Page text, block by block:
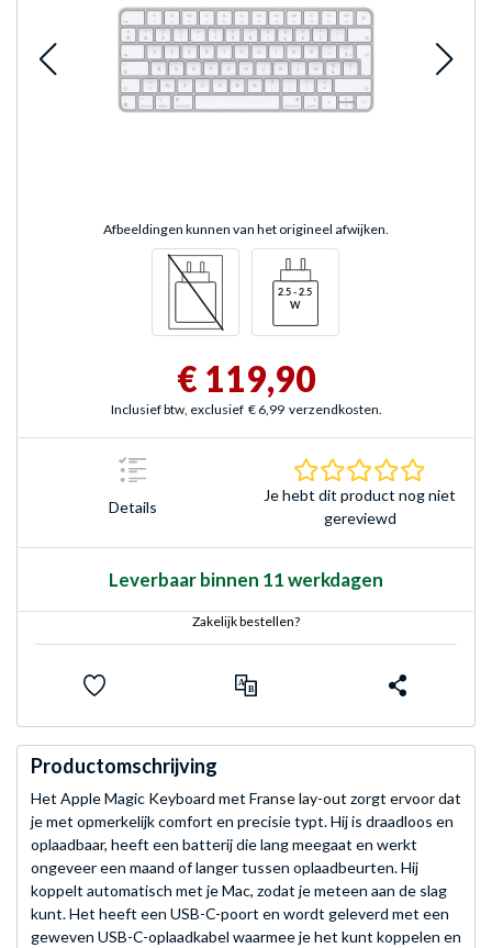
Afbeeldingen kunnen van het origineel afwijken.
€ 119,90
Inclusief btw, exclusief € 6,99 verzendkosten.
Details
Je hebt dit product nog niet
gereviewd
Leverbaar binnen 11 werkdagen
Zakelijk bestellen?
Productomschrijving
Het Apple Magic Keyboard met Franse lay-out zorgt ervoor dat
je met opmerkelijk comfort en precisie typt. Hij is draadloos en
oplaadbaar, heeft een batterij die lang meegaat en werkt
ongeveer een maand of langer tussen oplaadbeurten. Hij
koppelt automatisch met je Mac, zodat je meteen aan de slag
kunt. Het heeft een USB-C-poort en wordt geleverd met een
geweven USB-C-oplaadkabel waarmee je het kunt koppelen en